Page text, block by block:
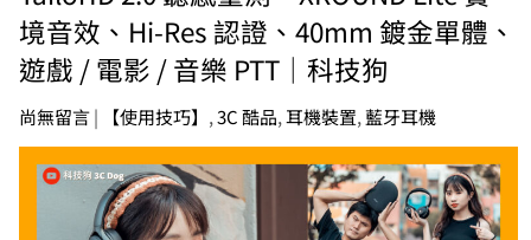
境音效、Hi-Res 認證、40mm 鍍金單體、
遊戲 / 電影 / 音樂 PTT｜科技狗
尚無留言| 【使用技巧】 ,3C 酷品,耳機裝置,藍牙耳機